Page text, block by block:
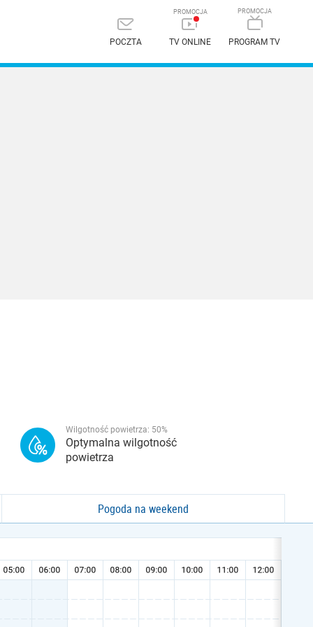
POCZTA TV ONLINE PROGRAM TV
Wilgotność powietrza: 50%
Optymalna wilgotność
powietrza
Pogoda na weekend